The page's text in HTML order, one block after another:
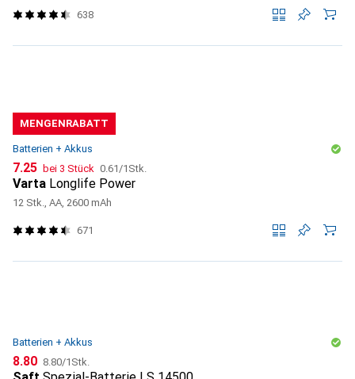
638
MENGENRABATT
Batterien + Akkus
CHF
7.25 bei 3 Stück CHF
0.61/1Stk.
Varta Longlife Power
12 Stk., AA, 2600 mAh
671
Batterien + Akkus
CHF
8.80 CHF
8.80/1Stk.